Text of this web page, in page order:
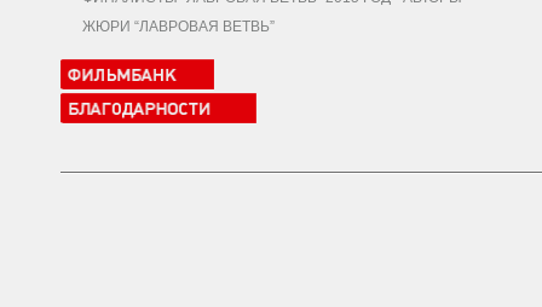
ЖЮРИ “ЛАВРОВАЯ ВЕТВЬ”